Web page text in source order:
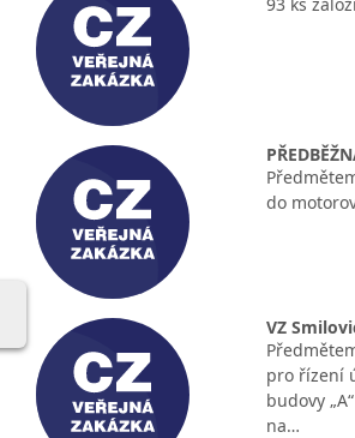
do
VZ
pro řízení
budovy
na…